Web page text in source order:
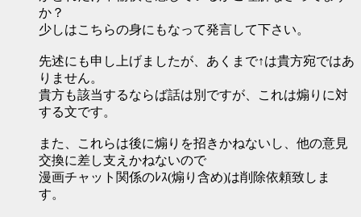
か？
少しはこちらの身にもなって発言して下さい。
先述にも申し上げましたが、あくまで↑は貴方宛ではあ
りません。
貴方も該当するならば話は別ですが、これは煽りに対
する文です。
また、これらは後に煽りを招きかねないし、他の意見
交換に差し支えかねないので
漫画チャット関係のﾚｽ(煽り含め)は削除依頼致しま
す。